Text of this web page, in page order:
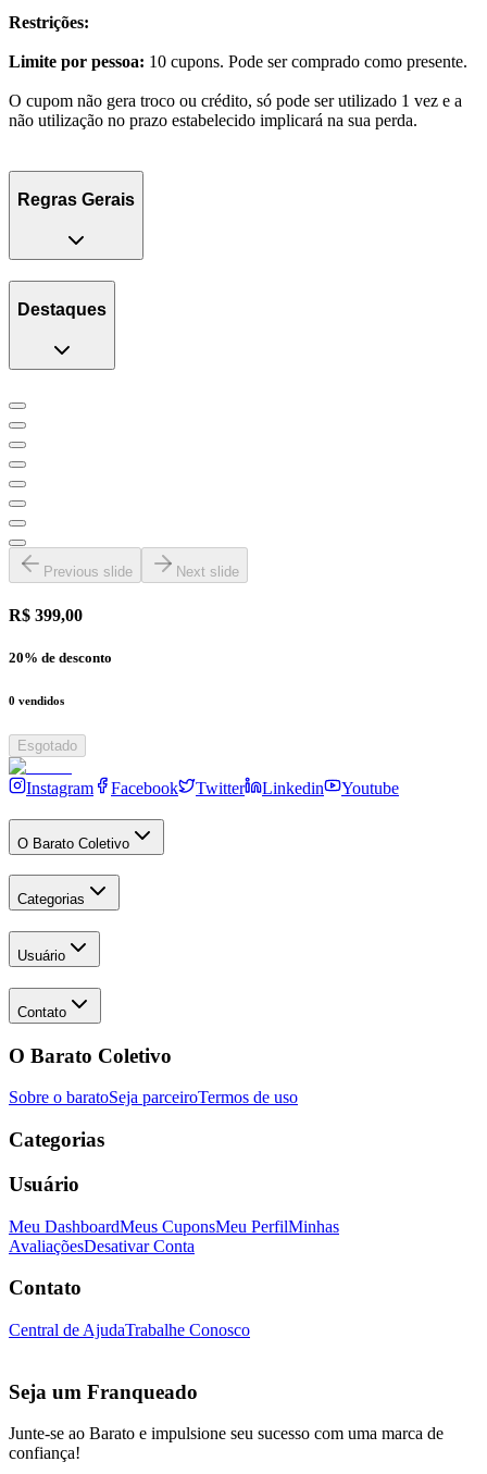
Restrições:
Limite por pessoa: 10 cupons. Pode ser comprado como presente.
O cupom não gera troco ou crédito, só pode ser utilizado 1 vez e a
não utilização no prazo estabelecido implicará na sua perda.
Regras Gerais
Destaques
Previous slide Next slide
R$ 399,00
20% de desconto
0 vendidos
Esgotado
Instagram Facebook Twitter Linkedin Youtube
O Barato Coletivo
Categorias
Usuário
Contato
O Barato Coletivo
Sobre o baratoSeja parceiroTermos de uso
Categorias
Usuário
Meu DashboardMeus CuponsMeu PerfilMinhas
AvaliaçõesDesativar Conta
Contato
Central de AjudaTrabalhe Conosco
Seja um Franqueado
Junte-se ao Barato e impulsione seu sucesso com uma marca de
confiança!